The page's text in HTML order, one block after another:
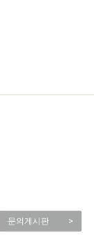
문의게시판 >